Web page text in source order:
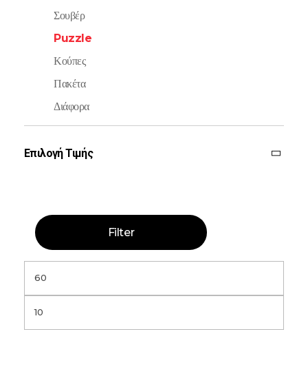
Σουβέρ
Puzzle
Κούπες
Πακέτα
Διάφορα
Επιλογή Τιμής
Filter